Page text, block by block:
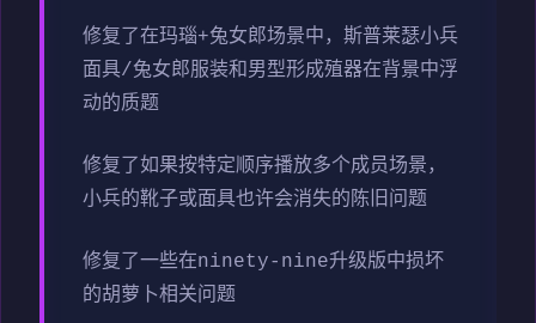
修复了在玛瑙+兔女郎场景中，斯普莱瑟小兵
面具/兔女郎服装和男型形成殖器在背景中浮
动的质题
修复了如果按特定顺序播放多个成员场景，
小兵的靴子或面具也许会消失的陈旧问题
修复了一些在ninety-nine升级版中损坏
的胡萝卜相关问题